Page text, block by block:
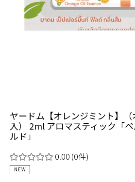
ヤードム【オレンジミント】
入） 2ml アロマスティック「
ルド」
0.00 (0件)
NEW